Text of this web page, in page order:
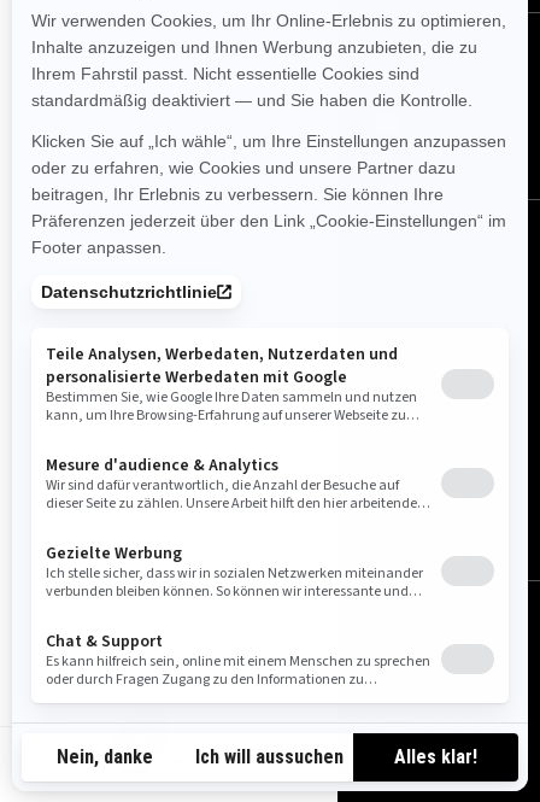
AT-DE
FOLGEN SIE UNS
Österreich (Deutsch)
© BRP 2003-2026
Impressum
Datenschutzrichtlinie Cookie-Richtlinien
Barrierefreiheit
Sitemap
Cookie-Einstellungen